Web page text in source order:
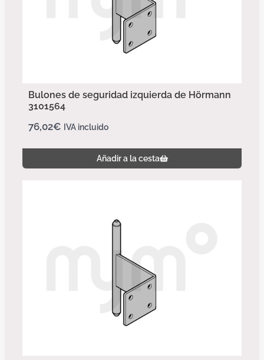
Bulones de seguridad izquierda de Hörmann
3101564
76,02€ IVA incluido
Añadir a la cesta